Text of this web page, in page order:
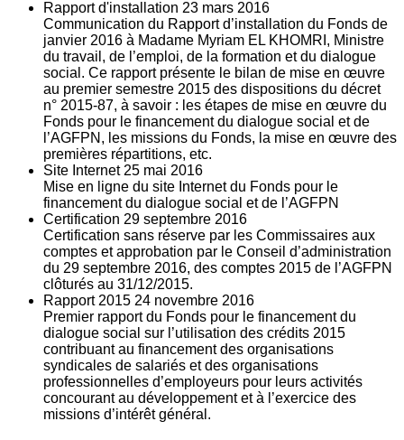
Rapport d'installation 23 mars 2016
Communication du Rapport d’installation du Fonds de
janvier 2016 à Madame Myriam EL KHOMRI, Ministre
du travail, de l’emploi, de la formation et du dialogue
social. Ce rapport présente le bilan de mise en œuvre
au premier semestre 2015 des dispositions du décret
n° 2015-87, à savoir : les étapes de mise en œuvre du
Fonds pour le financement du dialogue social et de
l’AGFPN, les missions du Fonds, la mise en œuvre des
premières répartitions, etc.
Site Internet 25 mai 2016
Mise en ligne du site Internet du Fonds pour le
financement du dialogue social et de l’AGFPN
Certification 29 septembre 2016
Certification sans réserve par les Commissaires aux
comptes et approbation par le Conseil d’administration
du 29 septembre 2016, des comptes 2015 de l’AGFPN
clôturés au 31/12/2015.
Rapport 2015 24 novembre 2016
Premier rapport du Fonds pour le financement du
dialogue social sur l’utilisation des crédits 2015
contribuant au financement des organisations
syndicales de salariés et des organisations
professionnelles d’employeurs pour leurs activités
concourant au développement et à l’exercice des
missions d’intérêt général.